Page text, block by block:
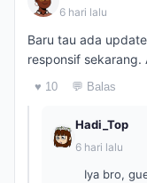
6 hari lalu
Baru tau ada
responsif
♥ 10 💬 Balas
Hadi_Top
6 hari lalu
Iya bro,